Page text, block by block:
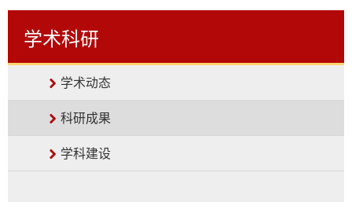
学术科研
学术动态
科研成果
学科建设